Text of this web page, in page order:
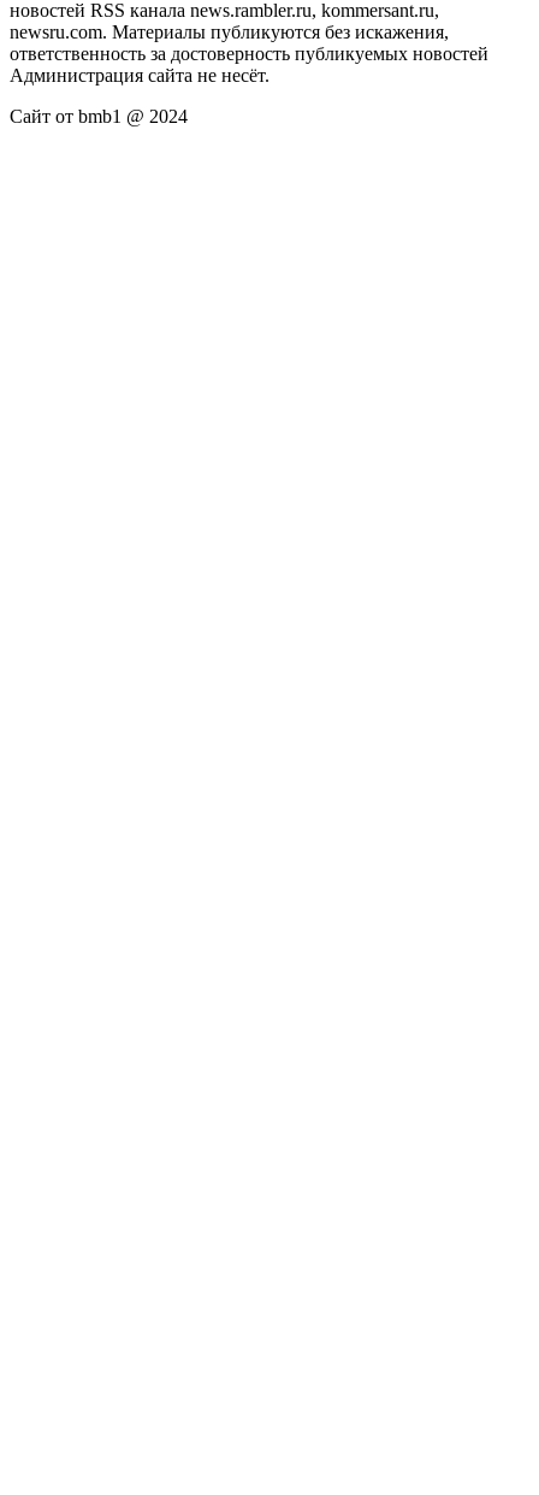
новостей RSS канала news.rambler.ru, kommersant.ru,
newsru.com. Материалы публикуются без искажения,
ответственность за достоверность публикуемых новостей
Администрация сайта не несёт.
Сайт от bmb1 @ 2024